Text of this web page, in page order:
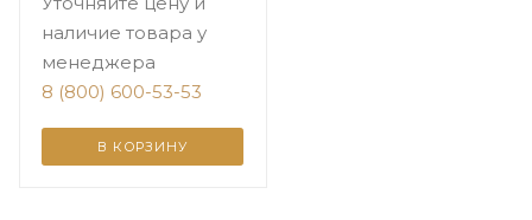
наличие товара у
менеджера
8 (800) 600-53-53
В КОРЗИНУ